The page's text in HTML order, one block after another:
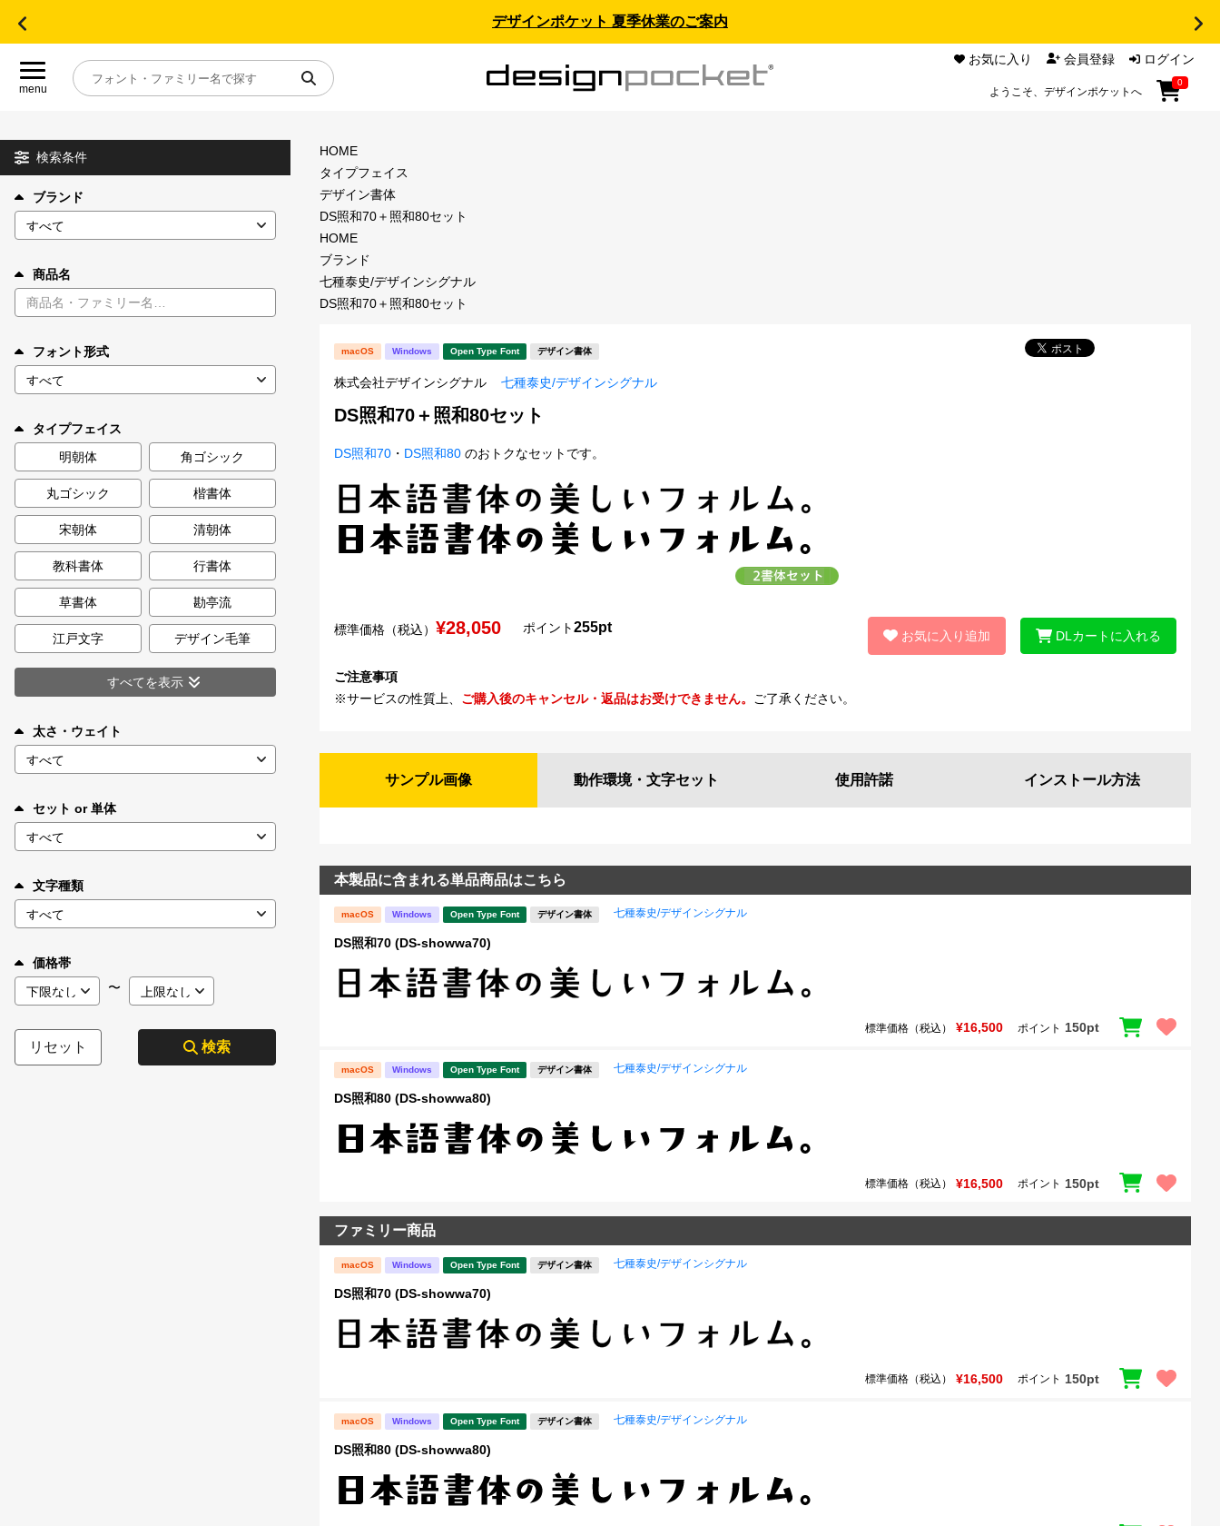
デザインポケット 夏季休業のご案内
menu
お気に入り 会員登録 ログイン
ようこそ、デザインポケットへ
0
目的別フォントガイド
特集
年間ライセンス商品
キャンペーン一覧
カート 0
マイページ
お気に入り
ご利用ガイド
お問い合わせ
検索条件
ブランド
商品名
フォント形式
タイプフェイス
明朝体
角ゴシック
丸ゴシック 楷書体
宋朝体 清朝体
教科書体 行書体
草書体 勘亭流
江戸文字 デザイン毛筆
すべてを表示
太さ・ウェイト
セット or 単体
文字種類
価格帯
〜
リセット 検索
HOME
タイプフェイス
デザイン書体
DS照和70＋照和80セット
HOME
ブランド
七種泰史/デザインシグナル
DS照和70＋照和80セット
macOS Windows Open Type Font デザイン書体
株式会社デザインシグナル 七種泰史/デザインシグナル
DS照和70＋照和80セット
DS照和70 ・ DS照和80 のおトクなセットです。
標準価格（税込） ¥28,050 ポイント255pt
お気に入り追加 DLカートに入れる
ご注意事項
※サービスの性質上、 ご購入後のキャンセル・返品はお受けできません。 ご了承ください。
サンプル画像 動作環境・ 文字セット 使用許諾 インストール方法
本製品に含まれる単品商品はこちら
macOS Windows Open Type Font デザイン書体 七種泰史/デザインシグナル
DS照和70 (DS-showwa70)
標準価格（税込） ¥16,500 ポイント 150pt
macOS Windows Open Type Font デザイン書体 七種泰史/デザインシグナル
DS照和80 (DS-showwa80)
標準価格（税込） ¥16,500 ポイント 150pt
ファミリー商品
macOS Windows Open Type Font デザイン書体 七種泰史/デザインシグナル
DS照和70 (DS-showwa70)
標準価格（税込） ¥16,500 ポイント 150pt
macOS Windows Open Type Font デザイン書体 七種泰史/デザインシグナル
DS照和80 (DS-showwa80)